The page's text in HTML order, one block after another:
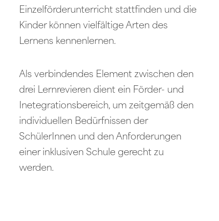
Einzelförderunterricht stattfinden und die
Kinder können vielfältige Arten des
Lernens kennenlernen.
Als verbindendes Element zwischen den
drei Lernrevieren dient ein Förder- und
Inetegrationsbereich, um zeitgemäß den
individuellen Bedürfnissen der
SchülerInnen und den Anforderungen
einer inklusiven Schule gerecht zu
werden.